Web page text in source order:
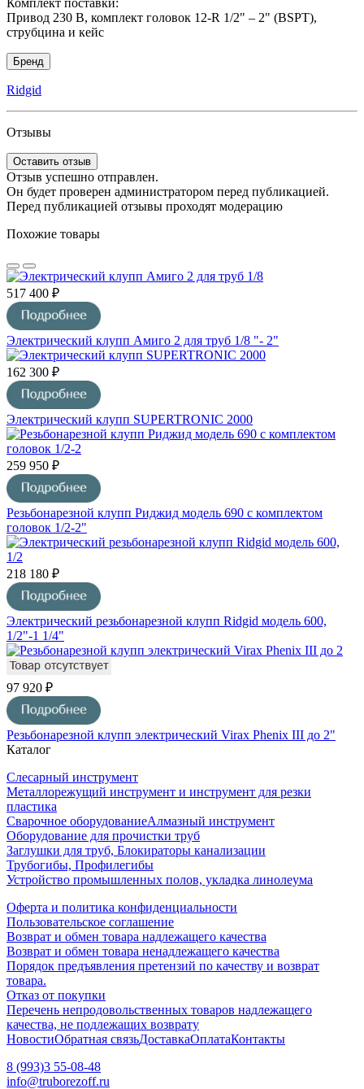
Привод 230 В, комплект головок 12-R 1/2" – 2" (BSPT),
струбцина и кейс
Бренд
Ridgid
Отзывы
Оставить отзыв
Отзыв успешно отправлен.
Он будет проверен администратором перед публикацией.
Перед публикацией отзывы проходят модерацию
Похожие товары
517 400 ₽
Электрический клупп Амиго 2 для труб 1/8 "- 2"
162 300 ₽
Электрический клупп SUPERTRONIC 2000
259 950 ₽
Резьбонарезной клупп Риджид модель 690 с комплектом
головок 1/2-2"
218 180 ₽
Электрический резьбонарезной клупп Ridgid модель 600,
1/2"-1 1/4"
97 920 ₽
Резьбонарезной клупп электрический Virax Phenix III до 2"
Каталог
Слесарный инструмент
Металлорежущий инструмент и инструмент для резки
пластика
Сварочное оборудованиеАлмазный инструмент
Оборудование для прочистки труб
Заглушки для труб, Блокираторы канализации
Трубогибы, Профилегибы
Устройство промышленных полов, укладка линолеума
Оферта и политика конфиденциальности
Пользовательское соглашение
Возврат и обмен товара надлежащего качества
Возврат и обмен товара ненадлежащего качества
Порядок предъявления претензий по качеству и возврат
товара.
Отказ от покупки
Перечень непродовольственных товаров надлежащего
качества, не подлежащих возврату
НовостиОбратная связьДоставкаОплатаКонтакты
8 (993)3 55-08-48
info@truborezoff.ru